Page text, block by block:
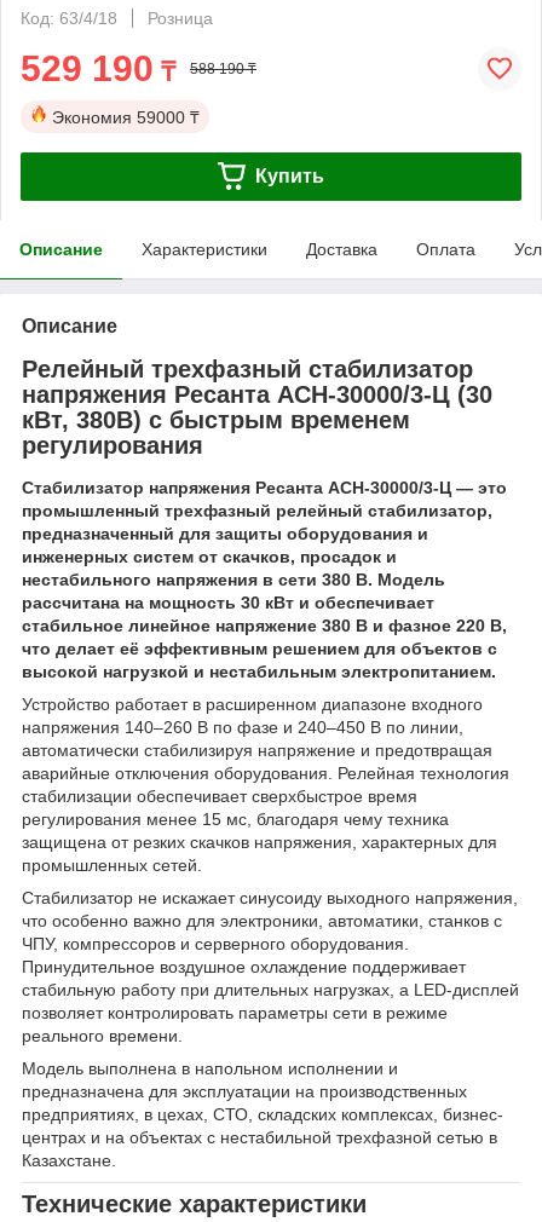
Код: 63/4/18
Розница
529 190 ₸ 588 190 ₸
Экономия 59000 ₸
Купить
Описание Характеристики Доставка Оплата
Описание
Релейный трехфазный стабилизатор
напряжения Ресанта АСН-30000/3-Ц (30
кВт, 380В) с быстрым временем
регулирования
Стабилизатор напряжения Ресанта АСН-30000/3-Ц — это
промышленный трехфазный релейный стабилизатор,
предназначенный для защиты оборудования и
инженерных систем от скачков, просадок и
нестабильного напряжения в сети 380 В. Модель
рассчитана на мощность 30 кВт и обеспечивает
стабильное линейное напряжение 380 В и фазное 220 В,
что делает её эффективным решением для объектов с
высокой нагрузкой и нестабильным электропитанием.
Устройство работает в расширенном диапазоне входного
напряжения 140–260 В по фазе и 240–450 В по линии,
автоматически стабилизируя напряжение и предотвращая
аварийные отключения оборудования. Релейная технология
стабилизации обеспечивает сверхбыстрое время
регулирования менее 15 мс, благодаря чему техника
защищена от резких скачков напряжения, характерных для
промышленных сетей.
Стабилизатор не искажает синусоиду выходного напряжения,
что особенно важно для электроники, автоматики, станков с
ЧПУ, компрессоров и серверного оборудования.
Принудительное воздушное охлаждение поддерживает
стабильную работу при длительных нагрузках, а LED-дисплей
позволяет контролировать параметры сети в режиме
реального времени.
Модель выполнена в напольном исполнении и
предназначена для эксплуатации на производственных
предприятиях, в цехах, СТО, складских комплексах, бизнес-
центрах и на объектах с нестабильной трехфазной сетью в
Казахстане.
Технические характеристики